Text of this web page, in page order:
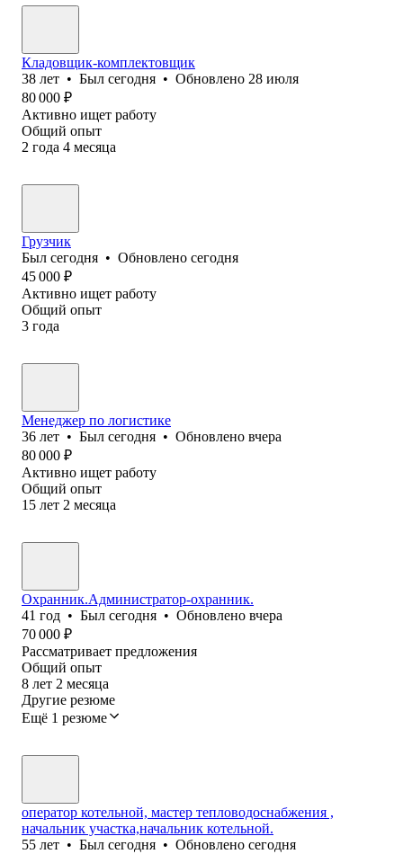
Кладовщик-комплектовщик
38 лет • Был сегодня • Обновлено 28 июля
80 000 ₽
Активно ищет работу
Общий опыт
2 года 4 месяца
Грузчик
Был сегодня • Обновлено сегодня
45 000 ₽
Активно ищет работу
Общий опыт
3 года
Менеджер по логистике
36 лет • Был сегодня • Обновлено вчера
80 000 ₽
Активно ищет работу
Общий опыт
15 лет 2 месяца
Охранник.Администратор-охранник.
41 год • Был сегодня • Обновлено вчера
70 000 ₽
Рассматривает предложения
Общий опыт
8 лет 2 месяца
Другие резюме
Ещё 1 резюме
оператор котельной, мастер тепловодоснабжения ,
начальник участка,начальник котельной.
55 лет • Был сегодня • Обновлено сегодня